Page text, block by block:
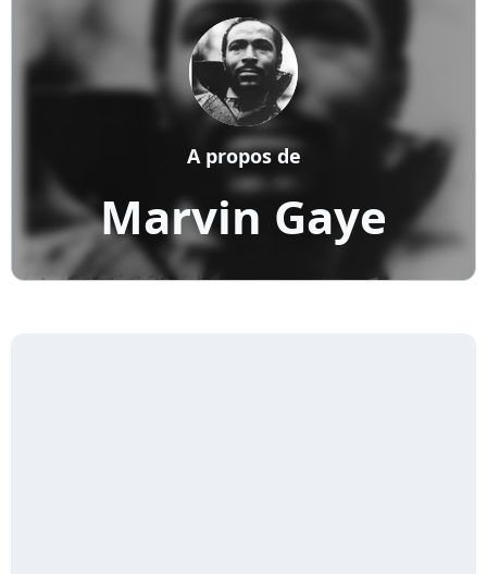
Marvin Gaye
A propos de